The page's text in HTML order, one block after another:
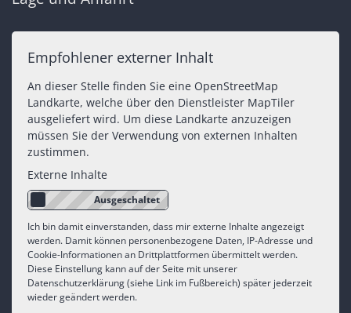
Empfohlener externer Inhalt
An dieser Stelle finden Sie eine OpenStreetMap
Landkarte, welche über den Dienstleister MapTiler
ausgeliefert wird. Um diese Landkarte anzuzeigen
müssen Sie der Verwendung von externen Inhalten
zustimmen.
Externe Inhalte
Ich bin damit einverstanden, dass mir externe Inhalte angezeigt
werden. Damit können personenbezogene Daten, IP-Adresse und
Cookie-Informationen an Drittplattformen übermittelt werden.
Diese Einstellung kann auf der Seite mit unserer
Datenschutzerklärung (siehe Link im Fußbereich) später jederzeit
wieder geändert werden.